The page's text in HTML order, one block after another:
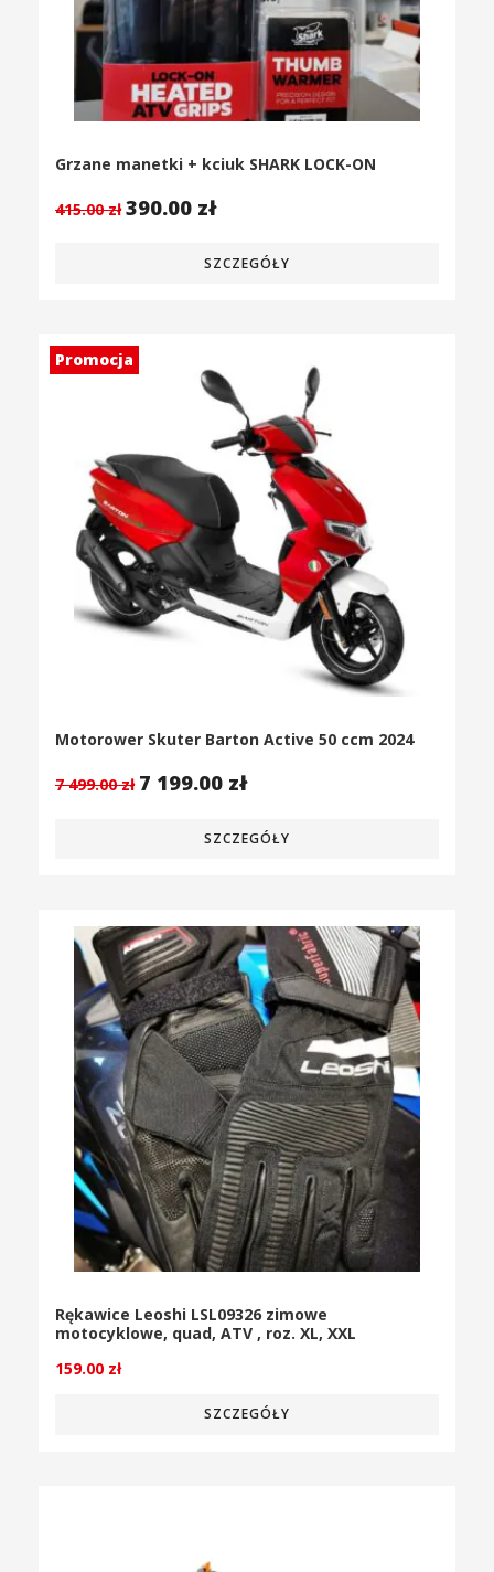
Grzane manetki + kciuk SHARK LOCK-ON
415.00zł 390.00 zł
SZCZEGÓŁY
Promocja
Motorower Skuter Barton Active 50 ccm 2024
7 499.00zł 7 199.00 zł
SZCZEGÓŁY
Rękawice Leoshi LSL09326 zimowe
motocyklowe, quad, ATV , roz. XL, XXL
159.00 zł
SZCZEGÓŁY